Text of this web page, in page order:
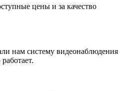
цены и за качество
нам систему видеонаблюдения